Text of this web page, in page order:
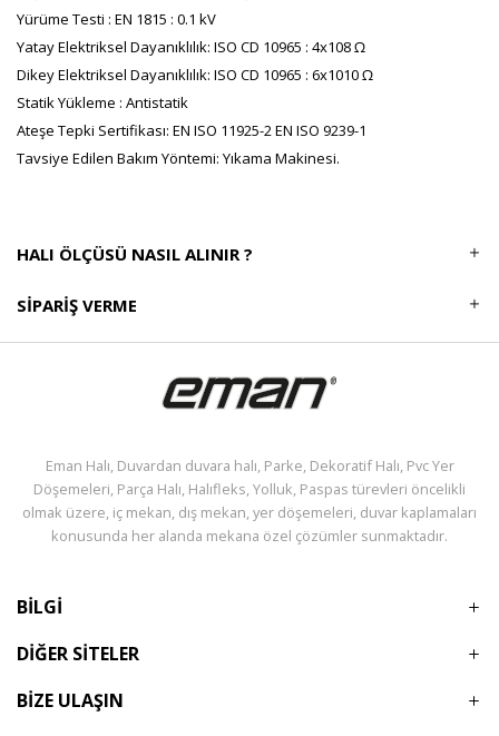
Yürüme Testi : EN 1815 : 0.1 kV
Yatay Elektriksel Dayanıklılık: ISO CD 10965 : 4x108 Ω
Dikey Elektriksel Dayanıklılık: ISO CD 10965 : 6x1010 Ω
Statik Yükleme : Antistatik
Ateşe Tepki Sertifikası: EN ISO 11925-2 EN ISO 9239-1
Tavsiye Edilen Bakım Yöntemi: Yıkama Makinesi.
HALI ÖLÇÜSÜ NASIL ALINIR ?
SIPARIŞ VERME
Eman Halı, Duvardan duvara halı, Parke, Dekoratif Halı, Pvc Yer
Döşemeleri, Parça Halı, Halıfleks, Yolluk, Paspas türevleri öncelikli
olmak üzere, iç mekan, dış mekan, yer döşemeleri, duvar kaplamaları
konusunda her alanda mekana özel çözümler sunmaktadır.
BİLGİ
DİĞER SİTELER
BİZE ULAŞIN